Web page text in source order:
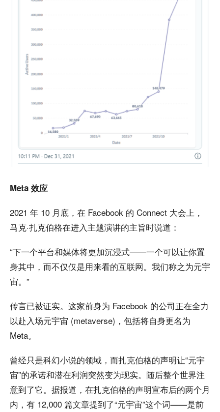
Meta 效应
2021 年 10 月底，在 Facebook 的 Connect 大会上，
马克·扎克伯格在进入主题演讲的主旨时说道：
“下一个平台和媒体将更加沉浸式——一个可以让你置
身其中，而不仅仅是用来看的互联网。我们称之为元宇
宙。”
传言已被证实。这家前身为 Facebook 的公司正在全力
以赴入场元宇宙 (metaverse)，包括将自身更名为
Meta。
曾经只是科幻小说的领域，而扎克伯格的声明让“元宇
宙”的承诺和潜在利润突然变为现实。随后整个世界注
意到了它。据报道，在扎克伯格的声明宣布后的两个月
内，有 12,000 篇文章提到了“元宇宙”这个词——是前